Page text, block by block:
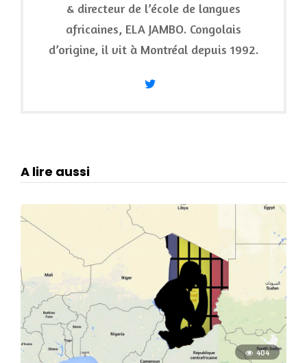
& directeur de l’école de langues
africaines, ELA JAMBO. Congolais
d’origine, il vit à Montréal depuis 1992.
A lire aussi
404